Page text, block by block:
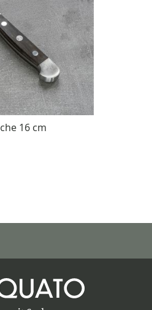
16 cm